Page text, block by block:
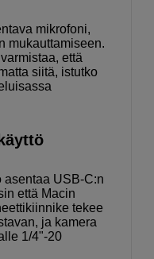
mikrofoni,
mukauttamiseen.
että
siitä, istutko
asentaa USB-C:n
että Macin
tekee
ja kamera
1/4"-20